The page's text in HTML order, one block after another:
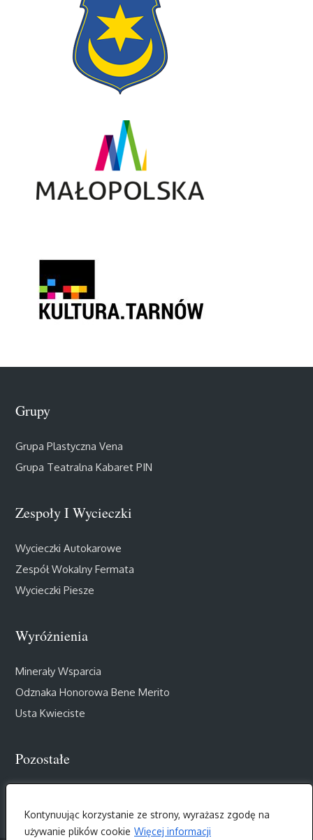
Kontynuując korzystanie ze strony, wyrażasz zgodę na
używanie plików cookie Więcej informacji
Grupy
Grupa Plastyczna Vena
Grupa Teatralna Kabaret PIN
Zespoły I Wycieczki
Wycieczki Autokarowe
Zespół Wokalny Fermata
Wycieczki Piesze
Wyróżnienia
Minerały Wsparcia
Odznaka Honorowa Bene Merito
Usta Kwieciste
Pozostałe